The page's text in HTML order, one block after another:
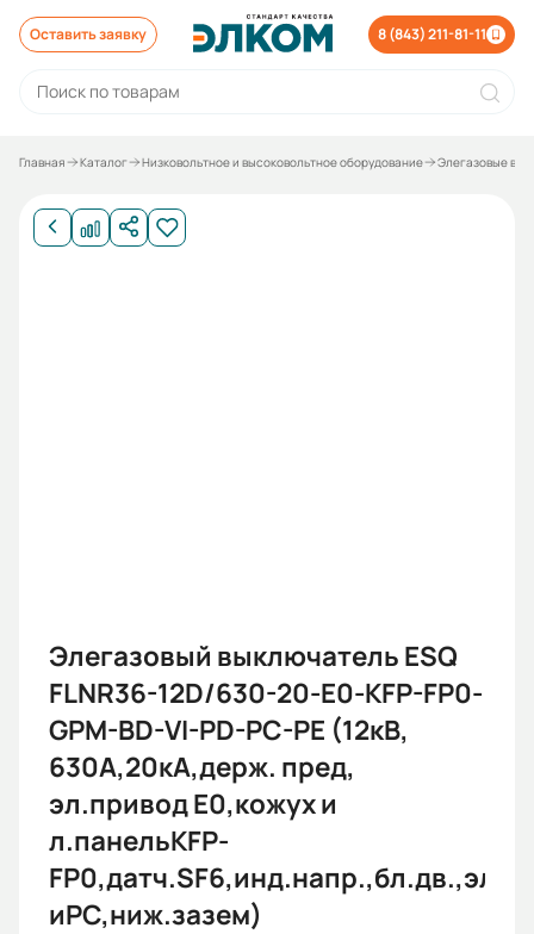
Оставить заявку 8 (843) 211-81-11
Главная Каталог Низковольтное и высоковольтное оборудование Элегазовые
Элегазовый выключатель ESQ
FLNR36-12D/630-20-E0-KFP-FP0-
GPM-BD-VI-PD-PC-PE (12кВ,
630А,20кА,держ. пред,
эл.привод E0,кожух и
л.панельKFP-
иPC,ниж.зазем)